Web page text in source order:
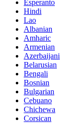
Esperanto
Hindi
Lao
Albanian
Amharic
Armenian
Azerbaijani
Belarusian
Bengali
Bosnian
Bulgarian
Cebuano
Chichewa
Corsican